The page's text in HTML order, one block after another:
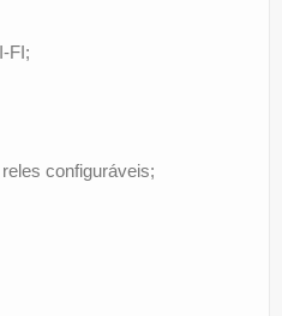
FI;
configuráveis;